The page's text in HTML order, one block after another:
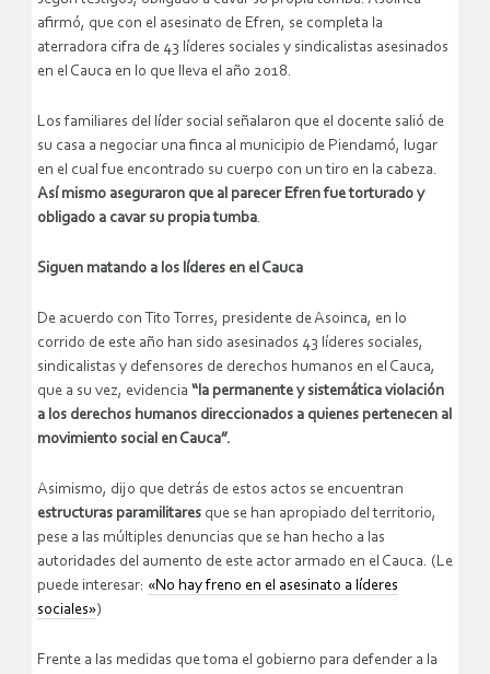
afirmó, que con el asesinato de Efren, se completa la
aterradora cifra de 43 líderes sociales y sindicalistas asesinados
en el Cauca en lo que lleva el año 2018.
Los familiares del líder social señalaron que el docente salió de
su casa a negociar una finca al municipio de Piendamó, lugar
en el cual fue encontrado su cuerpo con un tiro en la cabeza.
Así mismo aseguraron que al parecer Efren fue torturado y
obligado a cavar su propia tumba.
Siguen matando a los líderes en el Cauca
De acuerdo con Tito Torres, presidente de Asoinca, en lo
corrido de este año han sido asesinados 43 líderes sociales,
sindicalistas y defensores de derechos humanos en el Cauca,
que a su vez, evidencia “la permanente y sistemática violación
a los derechos humanos direccionados a quienes pertenecen al
movimiento social en Cauca”.
Asimismo, dijo que detrás de estos actos se encuentran
estructuras paramilitares que se han apropiado del territorio,
pese a las múltiples denuncias que se han hecho a las
autoridades del aumento de este actor armado en el Cauca. (Le
puede interesar: «No hay freno en el asesinato a líderes
sociales»)
Frente a las medidas que toma el gobierno para defender a la